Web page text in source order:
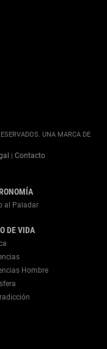
UNA MARCA DE
| Contacto
al Paladar
DE VIDA
Hombre